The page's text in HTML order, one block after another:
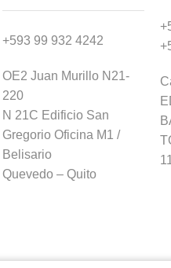
+593 99 932 4242
OE2 Juan Murillo N21-
220
N 21C Edificio San
Gregorio Oficina M1 /
Belisario
Quevedo – Quito